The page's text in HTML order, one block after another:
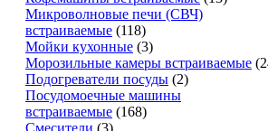
Микроволновые печи (СВЧ)
встраиваемые (118)
Мойки кухонные (3)
Морозильные камеры встраиваемые
Подогреватели посуды (2)
Посудомоечные машины
встраиваемые (168)
Смесители (3)